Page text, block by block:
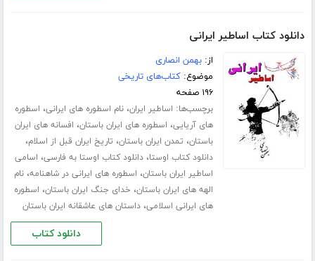
دانلود کتاب اساطیر ایرانی
از:بهمن انصاری
موضوع:کتاب‌های تاریخی
۱۹۶ صفحه
برچسب‌ها: اساطیر ایران،نام اسطوره های ایرانی، اسطوره
های آریایی، اسطوره های ایران باستان، افسانه های ایران
باستان، تمدن ایران باستان، تاریخ ایران قبل از اسلام،
دانلود کتاب اوستا،دانلود کتاب اوستا به فارسی، اسامی
اساطیر ایران باستان، اسطوره های ایرانی در شاهنامه،نام
الهه های ایران باستان، خدای جنگ ایران باستان، اسطوره
های ایرانی اسلامی،داستان های عاشقانه ایران باستان
دانلود کتاب